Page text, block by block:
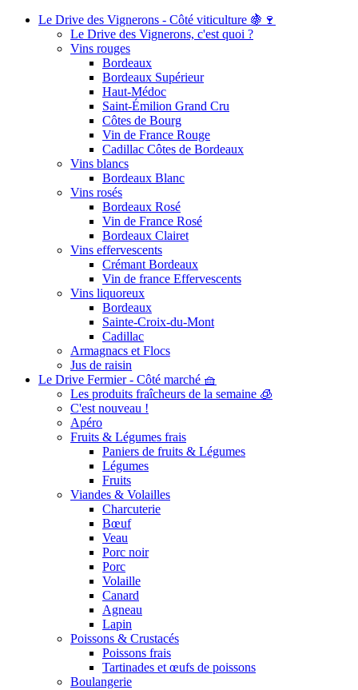
Le Drive des Vignerons - Côté viticulture 🍇🍷
Le Drive des Vignerons, c'est quoi ?
Vins rouges
Bordeaux
Bordeaux Supérieur
Haut-Médoc
Saint-Émilion Grand Cru
Côtes de Bourg
Vin de France Rouge
Cadillac Côtes de Bordeaux
Vins blancs
Bordeaux Blanc
Vins rosés
Bordeaux Rosé
Vin de France Rosé
Bordeaux Clairet
Vins effervescents
Crémant Bordeaux
Vin de france Effervescents
Vins liquoreux
Bordeaux
Sainte-Croix-du-Mont
Cadillac
Armagnacs et Flocs
Jus de raisin
Le Drive Fermier - Côté marché 🧺
Les produits fraîcheurs de la semaine 🧊
C'est nouveau !
Apéro
Fruits & Légumes frais
Paniers de fruits & Légumes
Légumes
Fruits
Viandes & Volailles
Charcuterie
Bœuf
Veau
Porc noir
Porc
Volaille
Canard
Agneau
Lapin
Poissons & Crustacés
Poissons frais
Tartinades et œufs de poissons
Boulangerie